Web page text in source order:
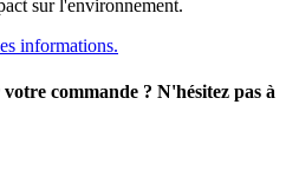
sur l'environnement.
informations.
commande ? N'hésitez pas à